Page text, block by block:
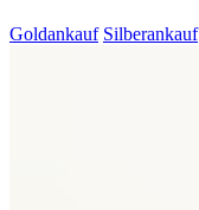
Goldankauf Silberankauf